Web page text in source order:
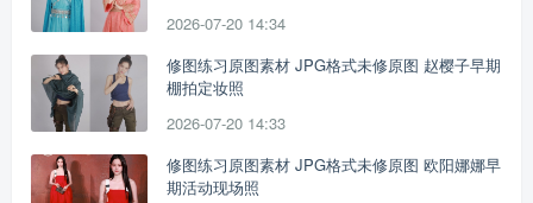
2026-07-20 14:34
修图练习原图素材 JPG格式未修原图 赵樱子早期
棚拍定妆照
2026-07-20 14:33
修图练习原图素材 JPG格式未修原图 欧阳娜娜早
期活动现场照